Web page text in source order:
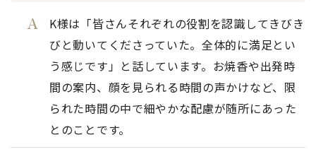
K様は「皆さんそれぞれの役割を認識してきびき
びと動いてくださっていた。全体的に満足とい
う感じです」と話しています。お焼香や出発時
間の案内、顔を見られる時間の声かけなど、限
られた時間の中で細やかな配慮が随所にあった
とのことです。